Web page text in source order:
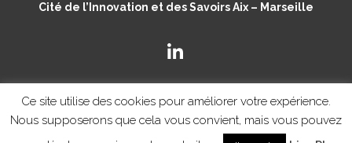
Cité de l’Innovation et des Savoirs Aix – Marseille
Ce site utilise des cookies pour améliorer votre expérience.
Nous supposerons que cela vous convient, mais vous pouvez